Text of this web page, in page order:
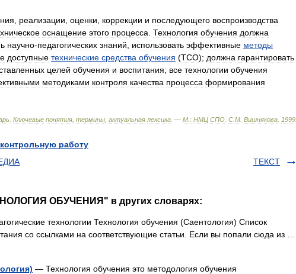
реализации оценки коррекции и последующего воспроизводства
оснащение этого процесса Технология обучения должна
научно-педагогических знаний использовать эффективные методы
доступные технические средства обучения (ТСО); должна гарантировать
целей обучения и воспитания; все технологии обучения
методиками контроля качества процесса формирования
Ключевые понятия термины актуальная лексика . — М : НМЦ СПО С М Вишнякова 1999
работу
ТЕКСТ
ОБУЧЕНИЯ" в других словарях:
технологии Технология обучения (Саентология) Список
со ссылками на соответствующие статьи. Если вы попали сюда из …
— Технология обучения это методология обучения